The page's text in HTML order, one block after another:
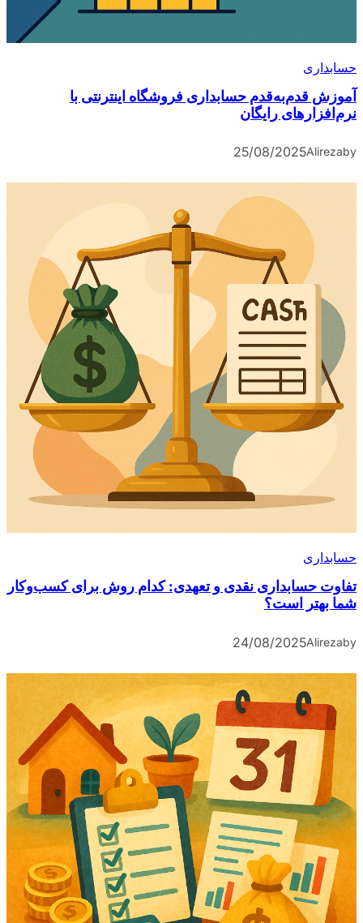
حسابداری
آموزش قدم‌به‌قدم حسابداری فروشگاه اینترنتی با
نرم‌افزارهای رایگان
by
Alireza
25/08/2025
حسابداری
تفاوت حسابداری نقدی و تعهدی: کدام روش برای کسب‌وکار
شما بهتر است؟
by
Alireza
24/08/2025